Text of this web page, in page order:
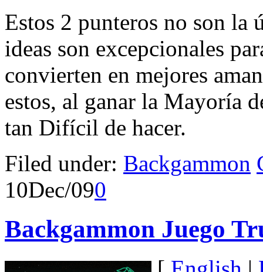
Estos 2 punteros no son la
ideas son excepcionales
convierten en mejores
estos, al ganar la Mayoría
tan Difícil de hacer.
Filed under: Backgammon
10Dec/090
Backgammon Juego